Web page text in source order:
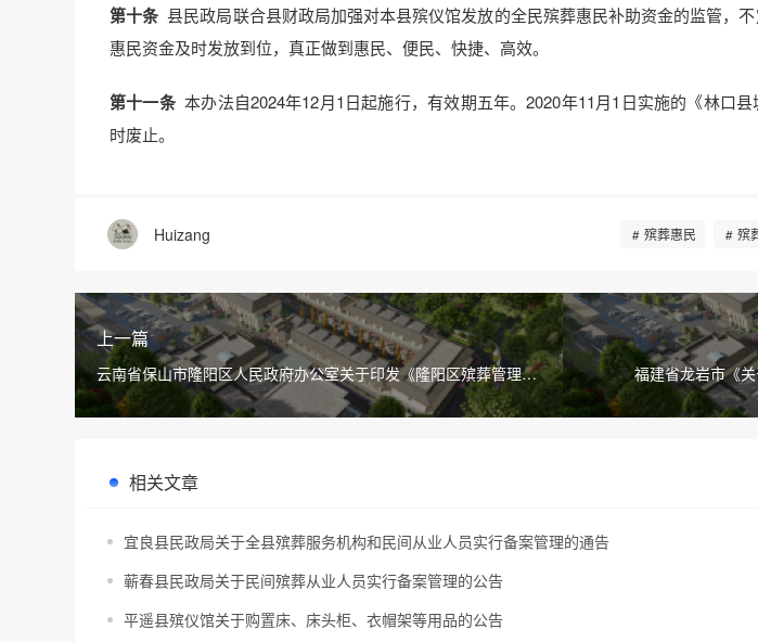
第十条县民政局联合县财政局加强对本县殡仪馆发放的全民殡葬惠民补助资金的监管，
惠民资金及时发放到位，真正做到惠民、便民、快捷、高效。
第十一条本办法自2024年12月1日起施行，有效期五年。2020年11月1日实施的《林口
时废止。
Huizang 殡葬惠民 殡
上一篇
云南省保山市隆阳区人民政府办公室关于印发《隆阳区殡葬管理实
施细则》的通知
福建省龙岩市《
相关文章
宜良县民政局关于全县殡葬服务机构和民间从业人员实行备案管理的通告
蕲春县民政局关于民间殡葬从业人员实行备案管理的公告
平遥县殡仪馆关于购置床、床头柜、衣帽架等用品的公告